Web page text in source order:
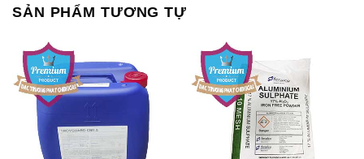
SẢN PHẨM TƯƠNG TỰ